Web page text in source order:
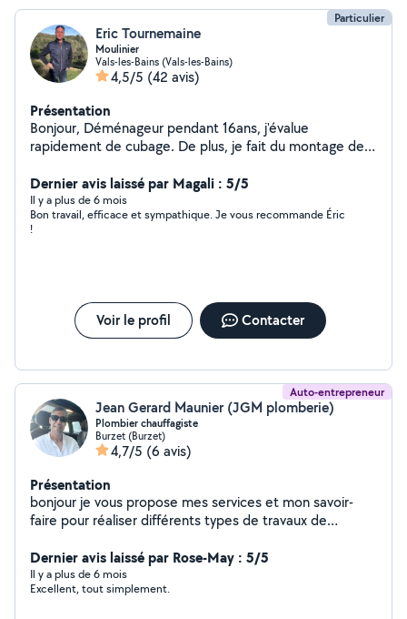
Particulier
Eric Tournemaine
Moulinier
Vals-les-Bains (Vals-les-Bains)
4,5/5 (42 avis)
Présentation
Bonjour, Déménageur pendant 16ans, j'évalue
rapidement de cubage. De plus, je fait du montage de
peinture, de la tapisserie, nettoyage extérieur,
préparation et entretien du jardin, sérieux et attentif à
toutes les demandes.
Dernier avis laissé par Magali : 5/5
Il y a plus de 6 mois
Bon travail, efficace et sympathique. Je vous recommande Éric
!
Voir le profil Contacter
Auto-entrepreneur
Jean Gerard Maunier (JGM plomberie)
Plombier chauffagiste
Burzet (Burzet)
4,7/5 (6 avis)
Présentation
bonjour je vous propose mes services et mon savoir-
faire pour réaliser différents types de travaux de
cuivre /per /multicouche/PVC écoulement /rénovation
ou création de salle de bain / cuisine /remplacement
chauffe-eau/radiateur /chaudière/ robinetterie/chasse
Dernier avis laissé par Rose-May : 5/5
Il y a plus de 6 mois
Excellent, tout simplement.